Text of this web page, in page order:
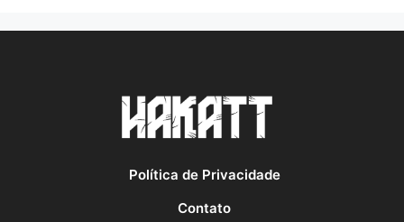
Política de Privacidade
Contato